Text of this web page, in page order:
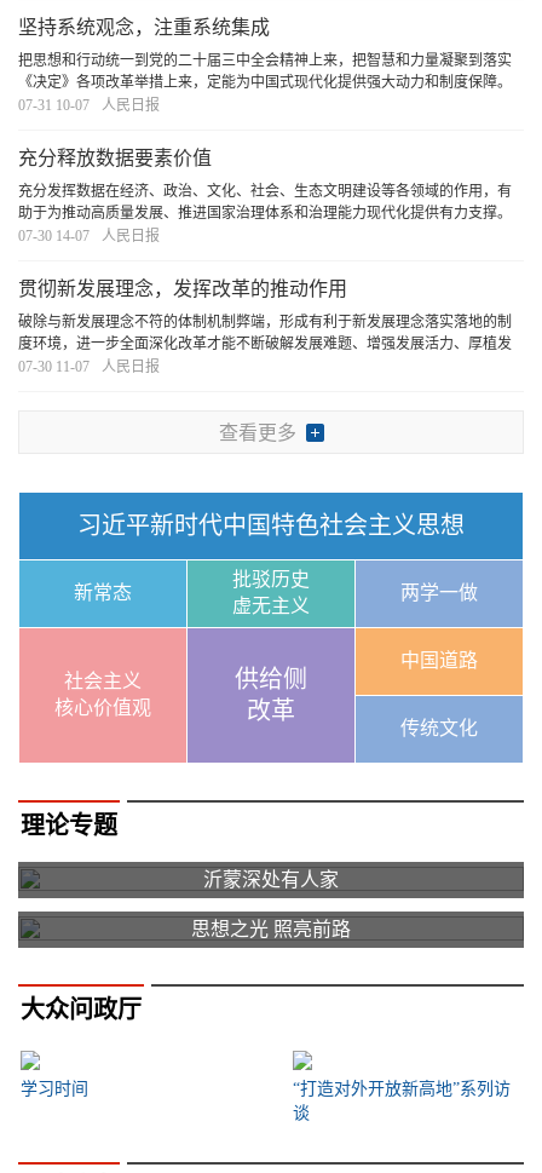
坚持系统观念，注重系统集成
把思想和行动统一到党的二十届三中全会精神上来，把智慧和力量凝聚到落实
《决定》各项改革举措上来，定能为中国式现代化提供强大动力和制度保障。
[详细]
07-31 10-07 人民日报
充分释放数据要素价值
充分发挥数据在经济、政治、文化、社会、生态文明建设等各领域的作用，有
助于为推动高质量发展、推进国家治理体系和治理能力现代化提供有力支撑。
展望未来，我们还需要继续完善数字经济治理，培育数据要素市场，推动数据
07-30 14-07 人民日报
贯彻新发展理念，发挥改革的推动作用
破除与新发展理念不符的体制机制弊端，形成有利于新发展理念落实落地的制
度环境，进一步全面深化改革才能不断破解发展难题、增强发展活力、厚植发
展优势。[详细]
07-30 11-07 人民日报
查看更多
习近平新时代中国特色社会主义思想
新常态
批驳历史
虚无主义
两学一做
社会主义
核心价值观
供给侧
改革
中国道路
传统文化
理论专题
沂蒙深处有人家
思想之光 照亮前路
大众问政厅
学习时间
“打造对外开放新高地”系列访
谈